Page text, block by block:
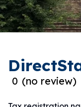
0 (no review)